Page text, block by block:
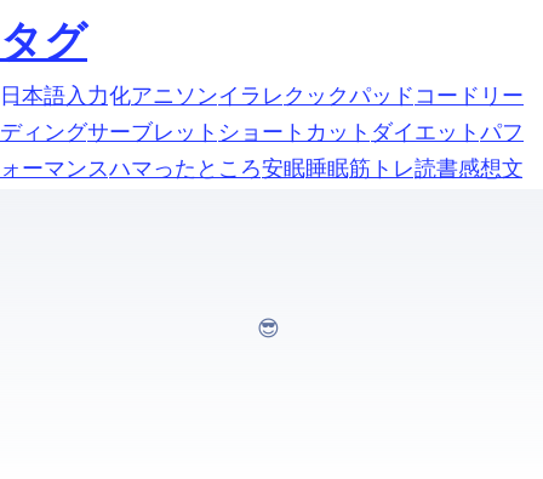
タグ
google-日本語入力 (1)https化 (1)アニソン (1)イラレ (1) クックパッド (1) コードリー
ディング (1)サーブレット (1) ショートカット (1) ダイエット (1) パフ
ォーマンス (1)ハマったところ (1)安眠 (1)睡眠 (1)筋トレ (1)読書感想文 (1)
GOING THIS WAY...😎